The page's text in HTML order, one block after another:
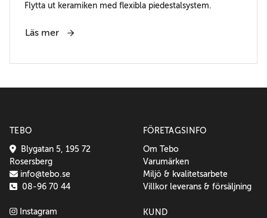
Flytta ut keramiken med flexibla piedestalsystem.
Läs mer
TEBO
Blygatan 5, 195 72
Rosersberg
info@tebo.se
08-96 70 44
Instagram
FÖRETAGSINFO
Om Tebo
Varumärken
Miljö & kvalitetsarbete
Villkor leverans & försäljning
KUND